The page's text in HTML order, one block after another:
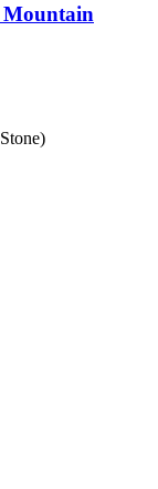
Mountain